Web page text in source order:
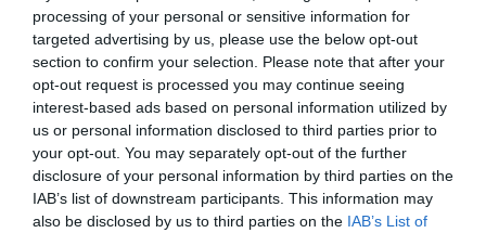
processing of your personal or sensitive information for
targeted advertising by us, please use the below opt-out
section to confirm your selection. Please note that after your
opt-out request is processed you may continue seeing
interest-based ads based on personal information utilized by
us or personal information disclosed to third parties prior to
your opt-out. You may separately opt-out of the further
disclosure of your personal information by third parties on the
IAB’s list of downstream participants. This information may
also be disclosed by us to third parties on the IAB’s List of
Πολιτισμό στοCulturenow.gr
Νέοι Διαγωνισμοί❯
Tags
ΑΓΓΛΙΚΑΝΙΚΗ ΕΚΚΛΗΣΙΑ
ΕΝΤΕΧΝΟ - ΛΑΪΚΟ - ΠΑΡΑΔΟΣΙΑΚΗ
ΣΥΝΑΥΛΙΕΣ 2019